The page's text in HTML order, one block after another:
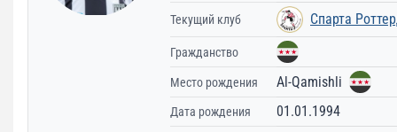
Текущий клуб Спарта
Гражданство
Место рождения Al-Qamishli
Дата рождения 01.01.1994